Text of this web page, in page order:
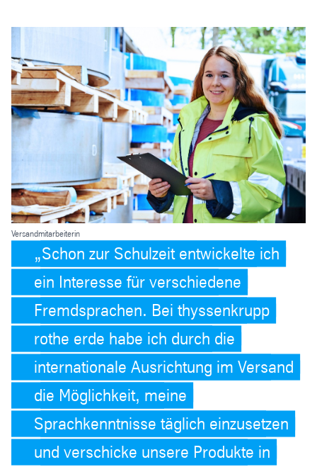
Versandmitarbeiterin
Schon zur Schulzeit entwickelte ich
ein Interesse für verschiedene
Fremdsprachen. Bei thyssenkrupp
rothe erde habe ich durch die
internationale Ausrichtung im Versand
die Möglichkeit, meine
Sprachkenntnisse täglich einzusetzen
und verschicke unsere Produkte in